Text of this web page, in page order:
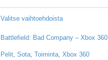
Valitse vaihtoehdoista
Battlefield: Bad Company – Xbox 360
Pelit, Sota, Toiminta, Xbox 360